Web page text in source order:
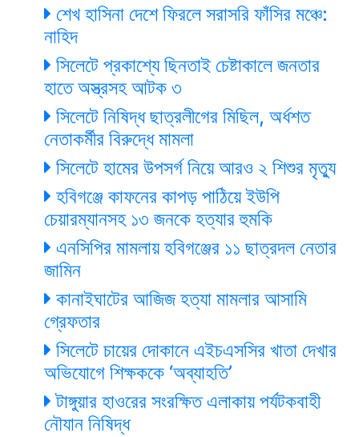
শেখ হাসিনা দেশে ফিরলে সরাসরি ফাঁসির মঞ্চে:
নাহিদ
সিলেটে প্রকাশ্যে ছিনতাই চেষ্টাকালে জনতার
হাতে অস্ত্রসহ আটক ৩
সিলেটে নিষিদ্ধ ছাত্রলীগের মিছিল, অর্ধশত
নেতাকর্মীর বিরুদ্ধে মামলা
সিলেটে হামের উপসর্গ নিয়ে আরও ২ শিশুর মৃত্যু
হবিগঞ্জে কাফনের কাপড় পাঠিয়ে ইউপি
চেয়ারম্যানসহ ১৩ জনকে হত্যার হুমকি
এনসিপির মামলায় হবিগঞ্জের ১১ ছাত্রদল নেতার
জামিন
কানাইঘাটের আজিজ হত্যা মামলার আসামি
গ্রেফতার
সিলেটে চায়ের দোকানে এইচএসসির খাতা দেখার
অভিযোগে শিক্ষককে ‘অব্যাহতি’
টাঙ্গুয়ার হাওরের সংরক্ষিত এলাকায় পর্যটকবাহী
নৌযান নিষিদ্ধ